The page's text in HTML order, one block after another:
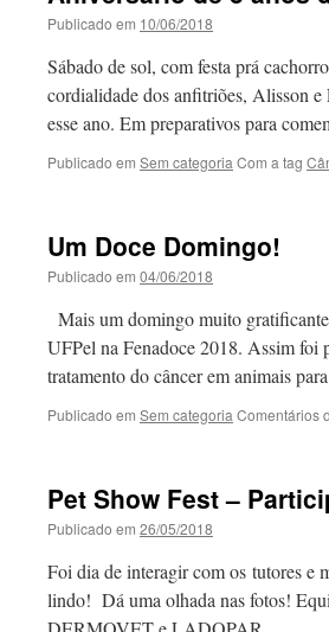
Publicado em 10/06/2018
Sábado de sol, com festa prá
cordialidade dos anfitriões, Alisson
esse ano. Em preparativos para
Publicado em Sem categoria Com a tag
Um Doce Domingo!
Publicado em 04/06/2018
Mais um domingo muito
UFPel na Fenadoce 2018. Assim foi
tratamento do câncer em animais
Publicado em Sem categoria Comentários
Pet Show Fest –
Publicado em 26/05/2018
Foi dia de interagir com os tutores e
lindo! Dá uma olhada nas fotos!